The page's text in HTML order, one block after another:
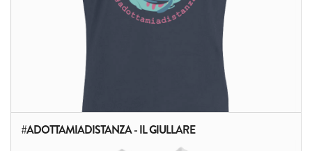
#ADOTTAMIADISTANZA - IL GIULLARE